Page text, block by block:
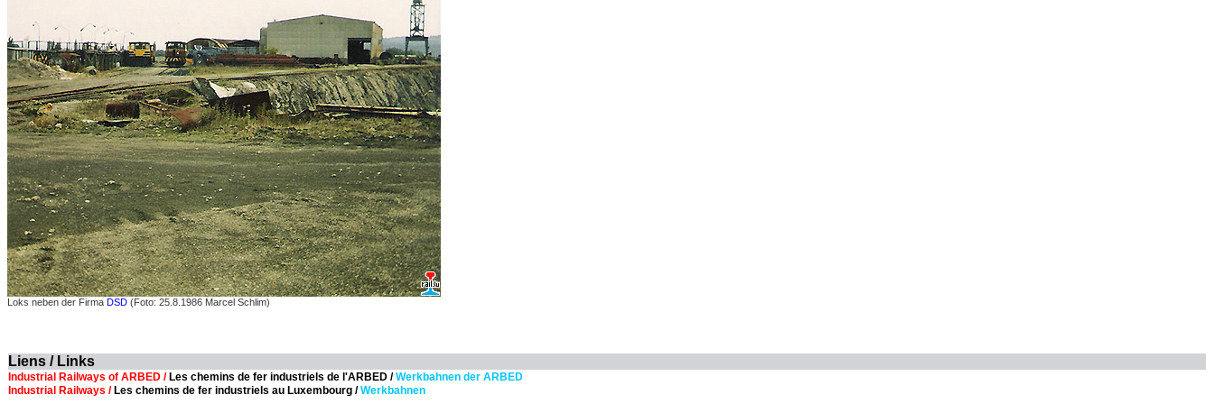
Loks neben der Firma DSD (Foto: 25.8.1986 Marcel Schlim)
Liens / Links
Industrial Railways of ARBED /Les chemins de fer industriels de l'ARBED /Werkbahnen der ARBED
Industrial Railways /Les chemins de fer industriels au Luxembourg /Werkbahnen